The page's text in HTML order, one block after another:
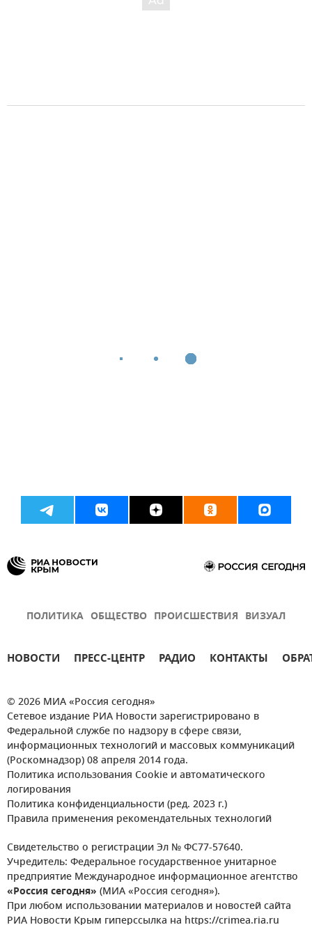
ПОЛИТИКА ОБЩЕСТВО ПРОИСШЕСТВИЯ ВИЗУАЛ
НОВОСТИ ПРЕСС-ЦЕНТР РАДИО КОНТАКТЫ
© 2026 МИА «Россия сегодня»
Сетевое издание РИА Новости зарегистрировано в
Федеральной службе по надзору в сфере связи,
информационных технологий и массовых коммуникаций
(Роскомнадзор) 08 апреля 2014 года.
Политика использования Cookie и автоматического
логирования
Политика конфиденциальности (ред. 2023 г.)
Правила применения рекомендательных технологий
Свидетельство о регистрации Эл № ФС77-57640.
Учредитель: Федеральное государственное унитарное
предприятие Международное информационное агентство
«Россия сегодня» (МИА «Россия сегодня»).
При любом использовании материалов и новостей сайта
РИА Новости Крым гиперссылка на https://crimea.ria.ru